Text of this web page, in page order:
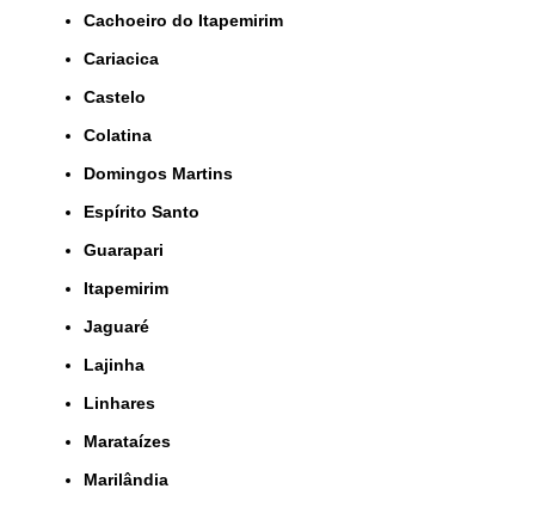
Cachoeiro do Itapemirim
Cariacica
Castelo
Colatina
Domingos Martins
Espírito Santo
Guarapari
Itapemirim
Jaguaré
Lajinha
Linhares
Marataízes
Marilândia